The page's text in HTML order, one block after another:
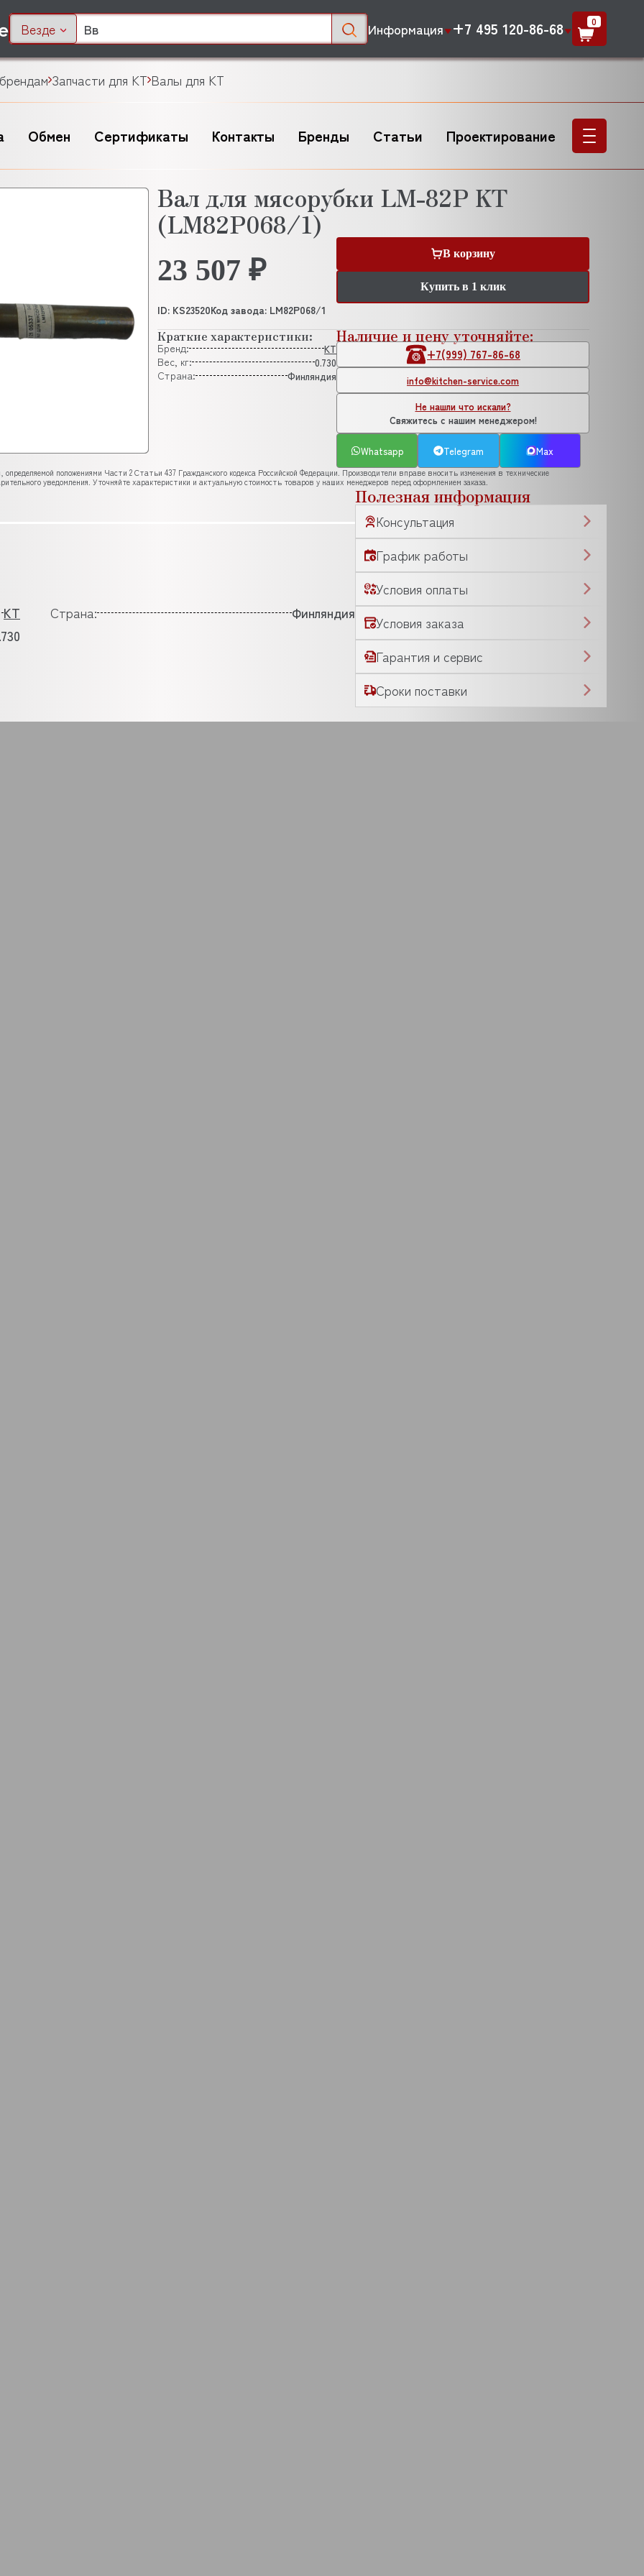
Везде Информация +7 495 120-86-68 0
Запчасти для KT Валы для KT
Обмен Сертификаты Контакты Бренды Статьи Проектирование
Вал для мясорубки LM-82P KT
(LM82P068/1)
23 507 ₽
В корзину
Купить в 1 клик
ID: KS23520Код завода: LM82P068/1
Краткие характеристики:
Бренд:
KT
Вес, кг:
0.730
Страна:
Финляндия
Наличие и цену уточняйте:
+7(999) 767-86-68
info@kitchen-service.com
Не нашли что искали?
Свяжитесь с нашим менеджером!
Whatsapp Telegram Max
положениями Части 2 Статьи 437 Гражданского кодекса Российской Федерации. Производители вправе вносить изменения в технические
уведомления. Уточняйте характеристики и актуальную стоимость товаров у наших менеджеров перед оформлением заказа.
KT Страна:
Финляндия
Полезная информация
Консультация
График работы
Условия оплаты
Условия заказа
Гарантия и сервис
Сроки поставки